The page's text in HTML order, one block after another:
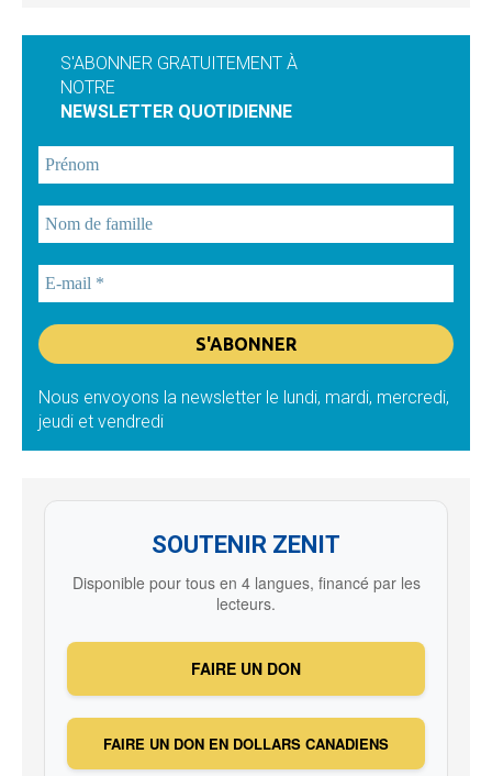
S'ABONNER GRATUITEMENT À
NOTRE
NEWSLETTER QUOTIDIENNE
Nous envoyons la newsletter le lundi, mardi, mercredi,
jeudi et vendredi
SOUTENIR ZENIT
Disponible pour tous en 4 langues, financé par les
lecteurs.
FAIRE UN DON
FAIRE UN DON EN DOLLARS CANADIENS